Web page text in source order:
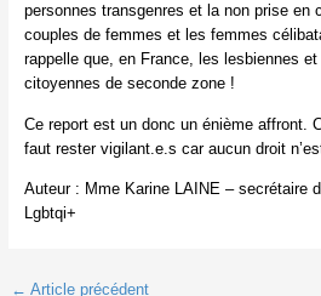
personnes transgenres et la non prise en
couples de femmes et les femmes
rappelle que, en France, les lesbiennes
citoyennes de seconde zone !
Ce report est un donc un énième affront.
faut rester vigilant.e.s car aucun droit
Auteur : Mme Karine LAINE – secrétaire
Lgbtqi+
← Article précédent